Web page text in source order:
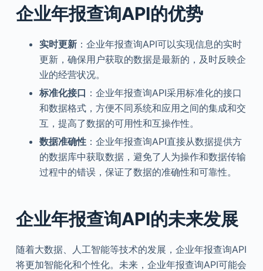
企业年报查询API的优势
实时更新：企业年报查询API可以实现信息的实时
更新，确保用户获取的数据是最新的，及时反映企
业的经营状况。
标准化接口 ：企业年报查询API采用标准化的接口
和数据格式，方便不同系统和应用之间的集成和交
互，提高了数据的可用性和互操作性。
数据准确性：企业年报查询API直接从数据提供方
的数据库中获取数据，避免了人为操作和数据传输
过程中的错误，保证了数据的准确性和可靠性。
企业年报查询API的未来发展
随着大数据、人工智能等技术的发展，企业年报查询API
将更加智能化和个性化。未来，企业年报查询API可能会